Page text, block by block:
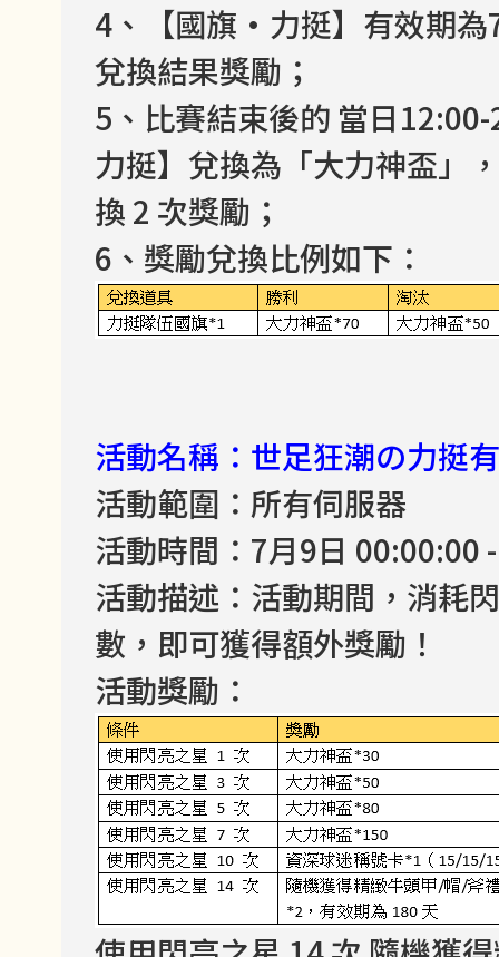
4、【國旗·力挺】有效期為
兌換結果獎勵；
5、比賽結束後的 當日
力挺】兌換為「大力神盃」
換 2 次獎勵；
6、獎勵兌換比例如下：
活動名稱：世足狂潮の力挺
活動範圍：所有伺服器
活動時間：7月9日 00:00:00
活動描述：活動期間，消耗
數，即可獲得額外獎勵！
活動獎勵：